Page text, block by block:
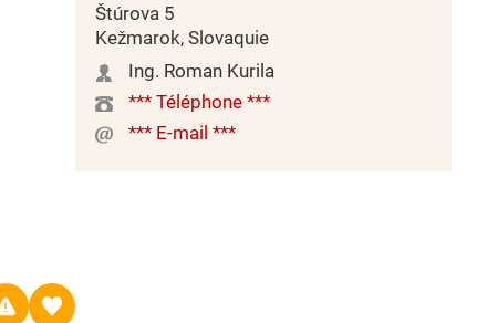
Štúrova 5
Kežmarok, Slovaquie
Ing. Roman Kurila
*** Téléphone ***
*** E-mail ***